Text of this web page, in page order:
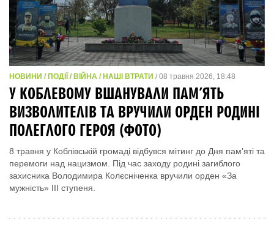
НОВИНИ / ПОДІЇ / ВІЙНА / НАШІ ВТРАТИ / 08 травня 2026, 18:48
У КОБЛЕВОМУ ВШАНУВАЛИ ПАМ’ЯТЬ
ВИЗВОЛИТЕЛІВ ТА ВРУЧИЛИ ОРДЕН РОДИНІ
ПОЛЕГЛОГО ГЕРОЯ (ФОТО)
8 травня у Коблівській громаді відбувся мітинг до Дня пам’яті та
перемоги над нацизмом. Під час заходу родині загиблого
захисника Володимира Колєсніченка вручили орден «За
мужність» III ступеня.